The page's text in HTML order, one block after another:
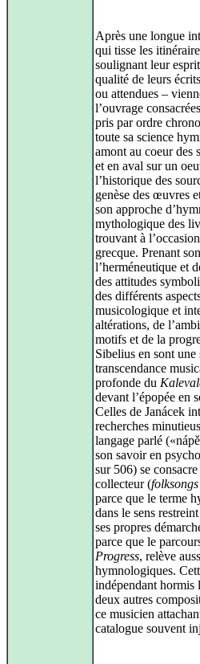
Après une longue
qui tisse les
soulignant leur
qualité de leurs
ou attendues –
l’ouvrage
pris par ordre
toute sa science
amont au coeur des
et en aval sur un
l’historique des
genèse des œuvres
son approche
mythologique des
trouvant à
grecque. Prenant
l’herméneutique et
des attitudes
des différents
musicologique et
altérations, de
motifs et de la
Sibelius en sont
transcendance
profonde du
devant l’épopée en
Celles de Janácek
recherches
langage parlé
son savoir en
sur 506) se
collecteur (folksongs
parce que le terme
dans le sens
ses propres
parce que le
Progress, relève
hymnologiques.
indépendant hormis
deux autres
ce musicien
catalogue souvent